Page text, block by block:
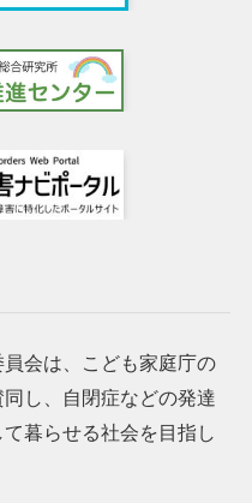
会は、こども家庭庁の
同し、自閉症などの発達
暮らせる社会を目指し